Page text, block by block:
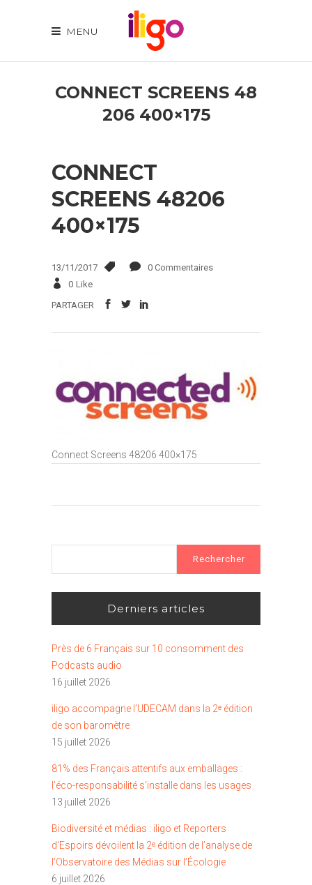
MENU
CONNECT SCREENS 48
206 400×175
CONNECT
SCREENS 48206
400×175
13/11/2017
0 Commentaires
0 Like
PARTAGER
Connect Screens 48206 400×175
Derniers articles
Près de 6 Français sur 10 consomment des
Podcasts audio
16 juillet 2026
iligo accompagne l’UDECAM dans la 2ᵉ édition
de son baromètre
15 juillet 2026
81% des Français attentifs aux emballages :
l’éco-responsabilité s’installe dans les usages
13 juillet 2026
Biodiversité et médias : iligo et Reporters
d’Espoirs dévoilent la 2ᵉ édition de l’analyse de
l’Observatoire des Médias sur l’Écologie
6 juillet 2026